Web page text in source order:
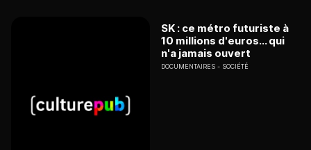
SK : ce métro futuriste à
10 millions d'euros... qui
n'a jamais ouvert
DOCUMENTAIRES SOCIÉTÉ